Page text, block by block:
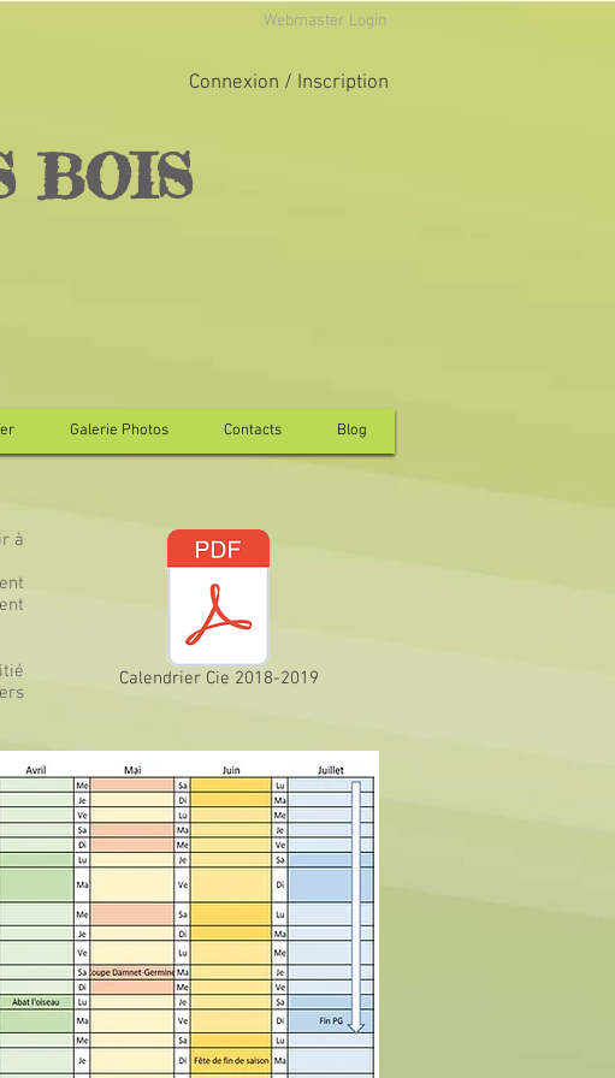
Webmaster Login
Connexion / Inscription
BOIS
Galerie Photos Contacts Blog
à
Calendrier Cie 2018-2019